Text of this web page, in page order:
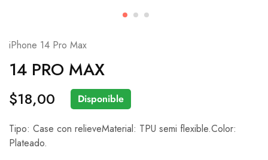
iPhone 14 Pro Max
14 PRO MAX
$18,00 Disponible
Tipo: Case con relieveMaterial: TPU semi flexible.Color:
Plateado.